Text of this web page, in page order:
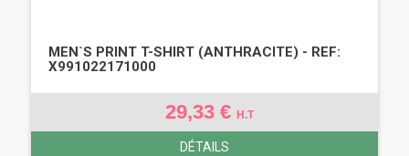
MEN`S PRINT T-SHIRT (ANTHRACITE) - REF:
X991022171000
29,33 € H.T
DÉTAILS